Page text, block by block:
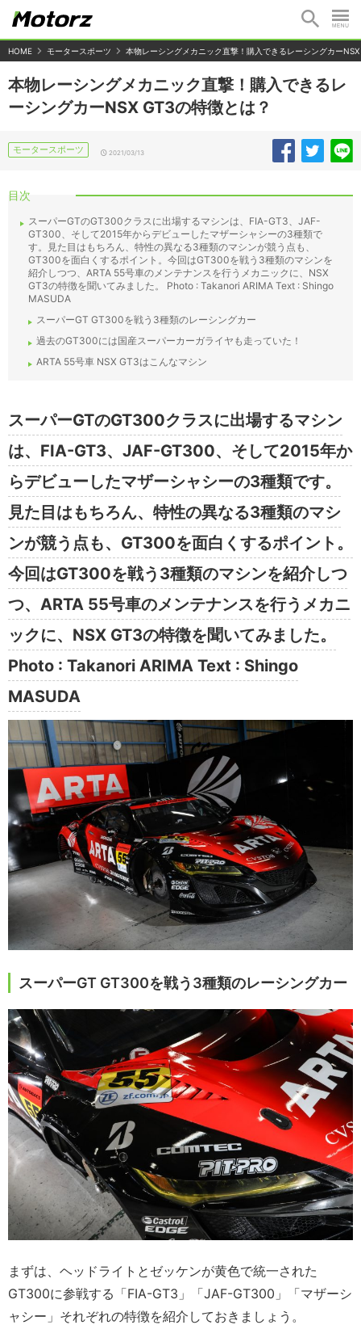
HOME モータースポーツ 本物レーシングメカニック直撃！購入できるレーシングカー
本物レーシングメカニック直撃！購入できるレ
ーシングカーNSX GT3の特徴とは？
モータースポーツ 2021/03/13
目次
スーパーGTのGT300クラスに出場するマシンは、FIA-GT3、JAF-
GT300、そして2015年からデビューしたマザーシャシーの3種類で
す。見た目はもちろん、特性の異なる3種類のマシンが競う点も、
GT300を面白くするポイント。今回はGT300を戦う3種類のマシンを
紹介しつつ、ARTA 55号車のメンテナンスを行うメカニックに、NSX
GT3の特徴を聞いてみました。 Photo : Takanori ARIMA Text : Shingo
MASUDA
スーパーGT GT300を戦う3種類のレーシングカー
過去のGT300には国産スーパーカーガライヤも走っていた！
ARTA 55号車 NSX GT3はこんなマシン
スーパーGTのGT300クラスに出場するマシン
は、FIA-GT3、JAF-GT300、そして2015年か
らデビューしたマザーシャシーの3種類です。
見た目はもちろん、特性の異なる3種類のマシ
ンが競う点も、GT300を面白くするポイント。
今回はGT300を戦う3種類のマシンを紹介しつ
つ、ARTA 55号車のメンテナンスを行うメカニ
ックに、NSX GT3の特徴を聞いてみました。
Photo : Takanori ARIMA Text : Shingo
MASUDA
スーパーGT GT300を戦う3種類のレーシングカー
まずは、ヘッドライトとゼッケンが黄色で統一された
GT300に参戦する「FIA-GT3」「JAF-GT300」「マザーシ
ャシー」それぞれの特徴を紹介しておきましょう。